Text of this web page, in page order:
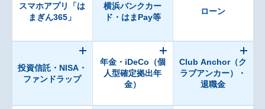
スマホアプリ「は
まぎん365」
横浜バンクカー
ド・はまPay等
ローン
投資信託・NISA・
ファンドラップ
年金・iDeCo（個
人型確定拠出年
金）
Club Anchor（ク
ラブアンカー）・
退職金